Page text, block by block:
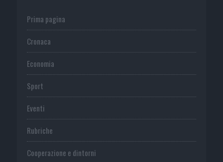
Prima pagina
Cronaca
Economia
Sport
Eventi
Rubriche
Cooperazione e dintorni